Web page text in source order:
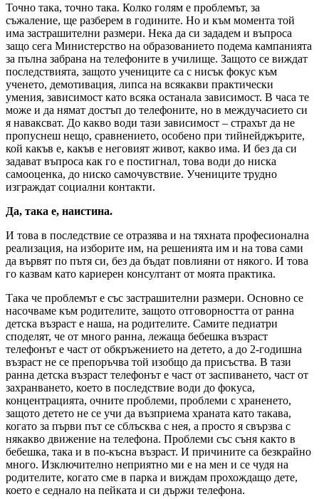
Точно така, точно така. Колко голям е проблемът, за
съжаление, ще разберем в годините. Но и към момента той
има застрашителни размери. Нека да си зададем и въпроса
защо сега Министерство на образованието подема кампанията
за пълна забрана на телефоните в училище. Защото се виждат
последствията, защото учениците са с нисък фокус към
ученето, демотивация, липса на всякакви практически
умения, зависимост като всяка останала зависимост. В часа те
може и да нямат достъп до телефоните, но в междучасието си
я наваксват. До какво води тази зависимост – страхът да не
пропуснеш нещо, сравнението, особено при тийнейджърите,
кой какъв е, какъв е неговият живот, какво има. И без да си
задават въпроса как го е постигнал, това води до ниска
самооценка, до ниско самочувствие. Учениците трудно
изграждат социални контакти.
Да, така е, наистина.
И това в последствие се отразява и на тяхната професионална
реализация, на изборите им, на решенията им и на това сами
да вървят по пътя си, без да бъдат повлияни от някого. И това
го казвам като кариерен консултант от моята практика.
Така че проблемът е със застрашителни размери. Основно се
насочваме към родителите, защото отговорността от ранна
детска възраст е наша, на родителите. Самите педиатри
споделят, че от много ранна, лежаща бебешка възраст
телефонът е част от обкръжението на детето, а до 2-годишна
възраст не се препоръчва той изобщо да присъства. В тази
ранна детска възраст телефонът е част от заспиването, част от
захранването, което в последствие води до фокуса,
концентрацията, очните проблеми, проблеми с храненето,
защото детето не се учи да възприема храната като такава,
когато за първи път се сблъсква с нея, а просто я свързва с
някакво движение на телефона. Проблеми със съня както в
бебешка, така и в по-късна възраст. И причините са безкрайно
много. Изключително неприятно ми е на мен и се чудя на
родителите, когато сме в парка и виждам прохождащо дете,
което е седнало на пейката и си държи телефона.